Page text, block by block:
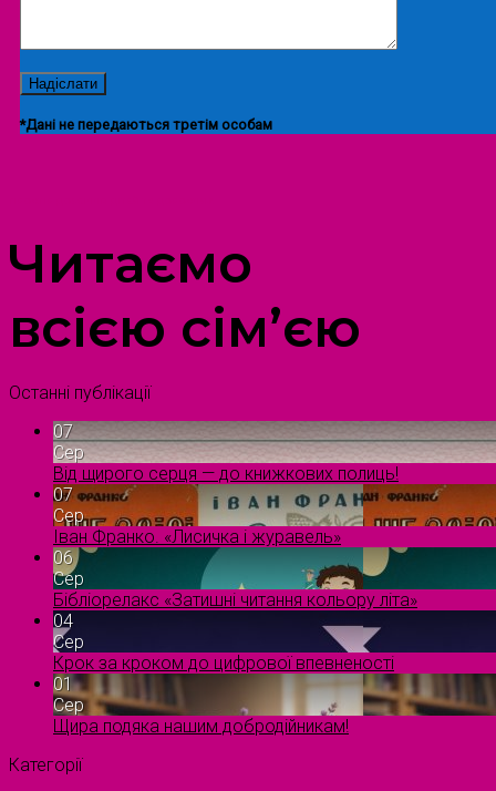
*Дані не передаються третім особам
Читаємо
всією сім’єю
Останні публікації
07
Сер
Від щирого серця — до книжкових полиць!
07
Сер
Іван Франко. «Лисичка і журавель»
06
Сер
Бібліорелакс «Затишні читання кольору літа»
04
Сер
Крок за кроком до цифрової впевненості
01
Сер
Щира подяка нашим добродійникам!
Категорії